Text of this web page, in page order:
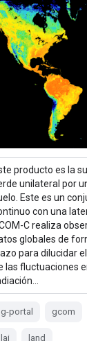
producto es la
unilateral por
Este es un
con una
C realiza
globales de
para dilucidar
las fluctuaciones
g-portal gcom
lai land